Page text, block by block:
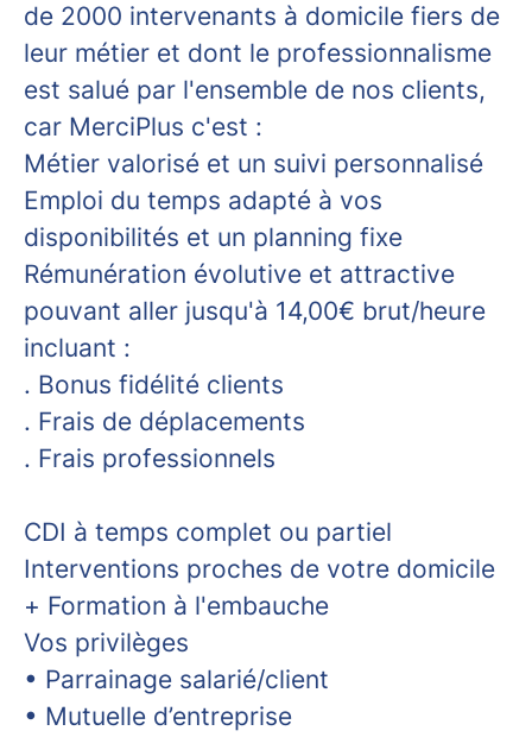
de 2000 intervenants à domicile fiers de
leur métier et dont le professionnalisme
est salué par l'ensemble de nos clients,
car MerciPlus c'est :
Métier valorisé et un suivi personnalisé
Emploi du temps adapté à vos
disponibilités et un planning fixe
Rémunération évolutive et attractive
pouvant aller jusqu'à 14,00€ brut/heure
incluant :
. Bonus fidélité clients
. Frais de déplacements
. Frais professionnels
CDI à temps complet ou partiel
Interventions proches de votre domicile
+ Formation à l'embauche
Vos privilèges
• Parrainage salarié/client
• Mutuelle d’entreprise